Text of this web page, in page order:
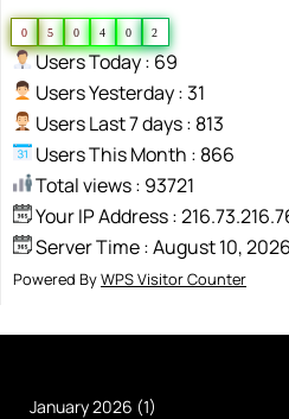
0 5 0 4 0 2
Users Today : 69
Users Yesterday : 31
Users Last 7 days : 813
Users This Month : 866
Total views : 93721
Your IP Address :
Server Time : August 10,
Powered ByWPS Visitor Counter
January 2026 (1)